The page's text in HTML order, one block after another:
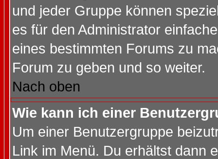
und jeder Gruppe können
es für den Administrator
eines bestimmten Forums zu
Forum zu geben und so weiter.
Nach oben
Wie kann ich einer
Um einer Benutzergruppe
Link im Menü. Du erhältst dann